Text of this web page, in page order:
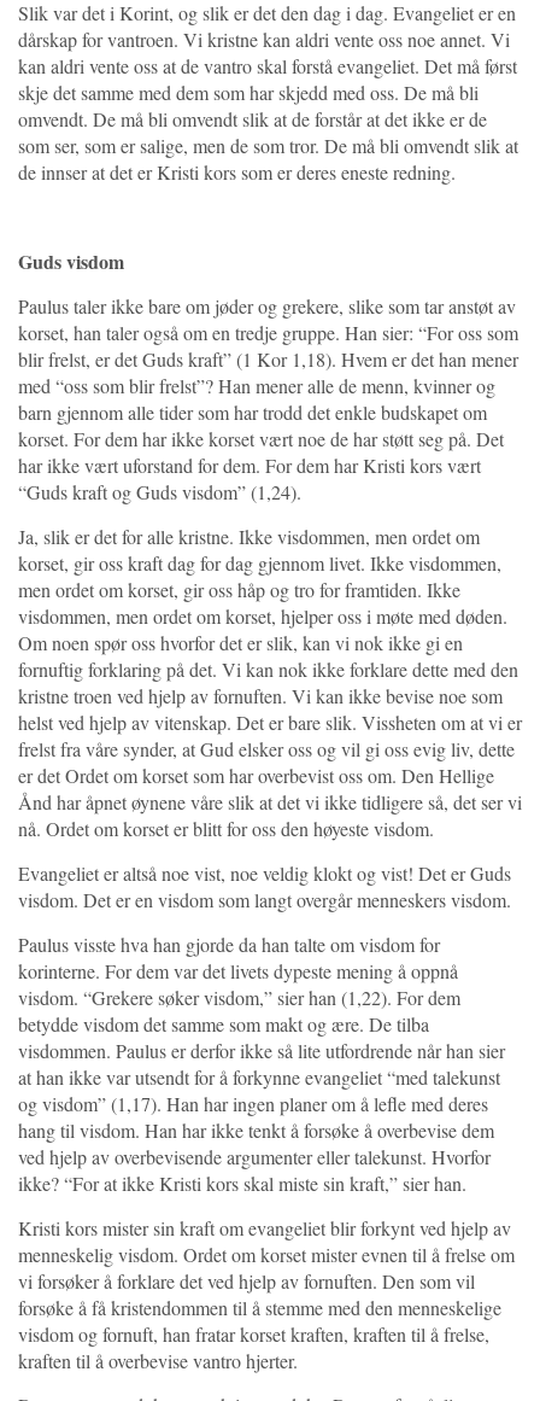
Slik var det i Korint, og slik er det den dag i dag. Evangeliet er en
dårskap for vantroen. Vi kristne kan aldri vente oss noe annet. Vi
kan aldri vente oss at de vantro skal forstå evangeliet. Det må først
skje det samme med dem som har skjedd med oss. De må bli
omvendt. De må bli omvendt slik at de forstår at det ikke er de
som ser, som er salige, men de som tror. De må bli omvendt slik at
de innser at det er Kristi kors som er deres eneste redning.
Guds visdom
Paulus taler ikke bare om jøder og grekere, slike som tar anstøt av
korset, han taler også om en tredje gruppe. Han sier: “For oss som
blir frelst, er det Guds kraft” (1 Kor 1,18). Hvem er det han mener
med “oss som blir frelst”? Han mener alle de menn, kvinner og
barn gjennom alle tider som har trodd det enkle budskapet om
korset. For dem har ikke korset vært noe de har støtt seg på. Det
har ikke vært uforstand for dem. For dem har Kristi kors vært
“Guds kraft og Guds visdom” (1,24).
Ja, slik er det for alle kristne. Ikke visdommen, men ordet om
korset, gir oss kraft dag for dag gjennom livet. Ikke visdommen,
men ordet om korset, gir oss håp og tro for framtiden. Ikke
visdommen, men ordet om korset, hjelper oss i møte med døden.
Om noen spør oss hvorfor det er slik, kan vi nok ikke gi en
fornuftig forklaring på det. Vi kan nok ikke forklare dette med den
kristne troen ved hjelp av fornuften. Vi kan ikke bevise noe som
helst ved hjelp av vitenskap. Det er bare slik. Vissheten om at vi er
frelst fra våre synder, at Gud elsker oss og vil gi oss evig liv, dette
er det Ordet om korset som har overbevist oss om. Den Hellige
Ånd har åpnet øynene våre slik at det vi ikke tidligere så, det ser vi
nå. Ordet om korset er blitt for oss den høyeste visdom.
Evangeliet er altså noe vist, noe veldig klokt og vist! Det er Guds
visdom. Det er en visdom som langt overgår menneskers visdom.
Paulus visste hva han gjorde da han talte om visdom for
korinterne. For dem var det livets dypeste mening å oppnå
visdom. “Grekere søker visdom,” sier han (1,22). For dem
betydde visdom det samme som makt og ære. De tilba
visdommen. Paulus er derfor ikke så lite utfordrende når han sier
at han ikke var utsendt for å forkynne evangeliet “med talekunst
og visdom” (1,17). Han har ingen planer om å lefle med deres
hang til visdom. Han har ikke tenkt å forsøke å overbevise dem
ved hjelp av overbevisende argumenter eller talekunst. Hvorfor
ikke? “For at ikke Kristi kors skal miste sin kraft,” sier han.
Kristi kors mister sin kraft om evangeliet blir forkynt ved hjelp av
menneskelig visdom. Ordet om korset mister evnen til å frelse om
vi forsøker å forklare det ved hjelp av fornuften. Den som vil
forsøke å få kristendommen til å stemme med den menneskelige
visdom og fornuft, han fratar korset kraften, kraften til å frelse,
kraften til å overbevise vantro hjerter.